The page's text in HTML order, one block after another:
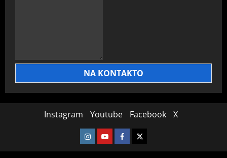
NA KONTAKTO
Instagram Youtube Facebook X
Instagram
YoutubeFacebook
X